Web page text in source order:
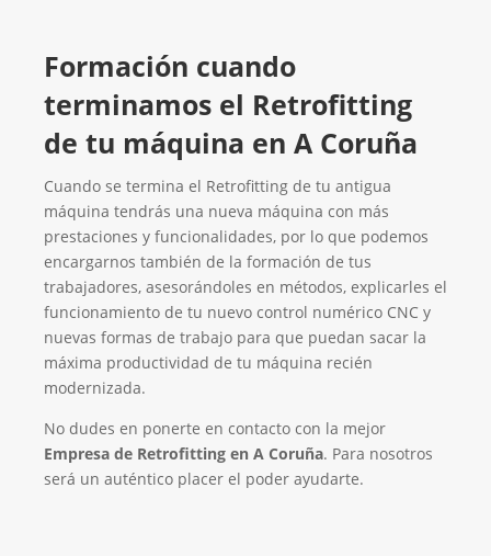
Formación cuando
terminamos el Retrofitting
de tu máquina en A Coruña
Cuando se termina el Retrofitting de tu antigua
máquina tendrás una nueva máquina con más
prestaciones y funcionalidades, por lo que podemos
encargarnos también de la formación de tus
trabajadores, asesorándoles en métodos, explicarles el
funcionamiento de tu nuevo control numérico CNC y
nuevas formas de trabajo para que puedan sacar la
máxima productividad de tu máquina recién
modernizada.
No dudes en ponerte en contacto con la mejor
Empresa de Retrofitting en A Coruña. Para nosotros
será un auténtico placer el poder ayudarte.